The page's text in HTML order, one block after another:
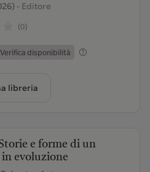
- Editore
(0)
Verifica disponibilità
libreria
e forme di un
evoluzione